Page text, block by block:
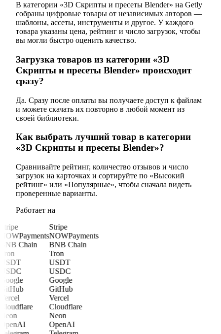
В категории «3D Скрипты и пресеты Blender» на Getly
собраны цифровые товары от независимых авторов —
шаблоны, ассеты, инструменты и другое. У каждого
товара указаны цена, рейтинг и число загрузок, чтобы
вы могли быстро оценить качество.
Загрузка товаров из категории «3D
Скрипты и пресеты Blender» происходит
сразу?
Да. Сразу после оплаты вы получаете доступ к файлам
и можете скачать их повторно в любой момент из
своей библиотеки.
Как выбрать лучший товар в категории
«3D Скрипты и пресеты Blender»?
Сравнивайте рейтинг, количество отзывов и число
загрузок на карточках и сортируйте по «Высокий
рейтинг» или «Популярные», чтобы сначала видеть
проверенные варианты.
Работает на
Stripe
NOWPayments
BNB Chain
Tron
USDT
USDC
Google
GitHub
Vercel
Cloudflare
Neon
OpenAI
Stripe
NOWPayments
BNB Chain
Tron
USDT
USDC
Google
GitHub
Vercel
Cloudflare
Neon
OpenAI